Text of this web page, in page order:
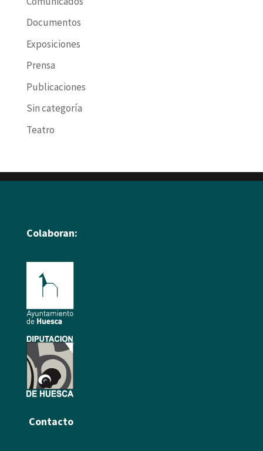
Documentos
Exposiciones
Prensa
Publicaciones
Sin categoría
Teatro
Colaboran:
Contacto